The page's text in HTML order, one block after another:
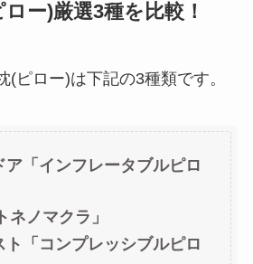
ー)厳選3種を比較！
(ピロー)は下記の3種類です。
ア「インフレータブルピロ
ネノマクラ」
ト「コンプレッシブルピロ